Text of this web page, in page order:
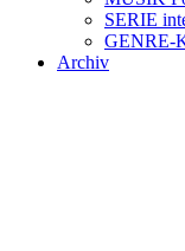
SERIE
GENRE-
Archiv